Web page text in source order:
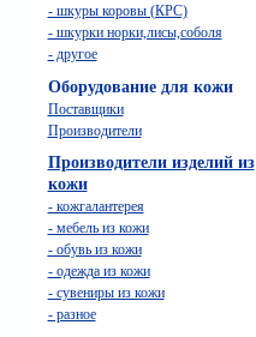
- шкуры коровы (КРС)
- шкурки норки,лисы,соболя
- другое
Оборудование для кожи
Поставщики
Производители
Производители изделий из
кожи
- кожгалантерея
- мебель из кожи
- обувь из кожи
- одежда из кожи
- сувениры из кожи
- разное